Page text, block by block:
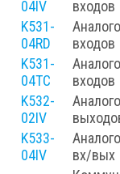
04IV
входов
K531-
04RD
входов
K531-
04TC
входов
K532-
02IV
K533-
04IV
вх/вых